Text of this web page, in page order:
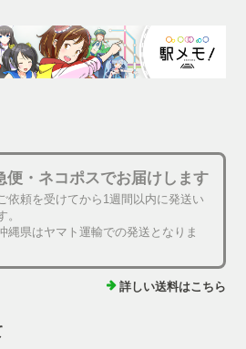
便・ネコポスでお届けします
依頼を受けてから1週間以内に発送い
。
縄県はヤマト運輸での発送となりま
詳しい送料はこちら